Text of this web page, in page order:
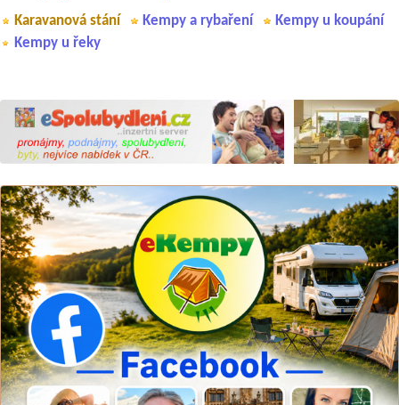
Karavanová stání
Kempy a rybaření
Kempy u koupání
Kempy u řeky